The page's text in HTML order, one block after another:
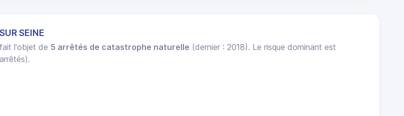
SEINE
l'objet de 5 arrêtés de catastrophe naturelle (dernier : 2018). Le risque dominant est